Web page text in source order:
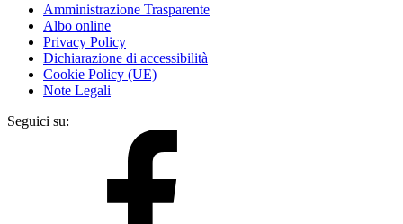
Amministrazione Trasparente
Albo online
Privacy Policy
Dichiarazione di accessibilità
Cookie Policy (UE)
Note Legali
Seguici su: